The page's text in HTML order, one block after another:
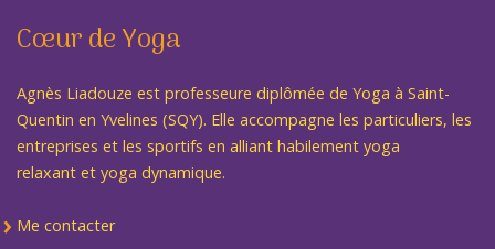
Cœur de Yoga
Agnès Liadouze est professeure diplômée de Yoga à Saint-
Quentin en Yvelines (SQY). Elle accompagne les particuliers, les
entreprises et les sportifs en alliant habilement yoga
relaxant et yoga dynamique.
Me contacter